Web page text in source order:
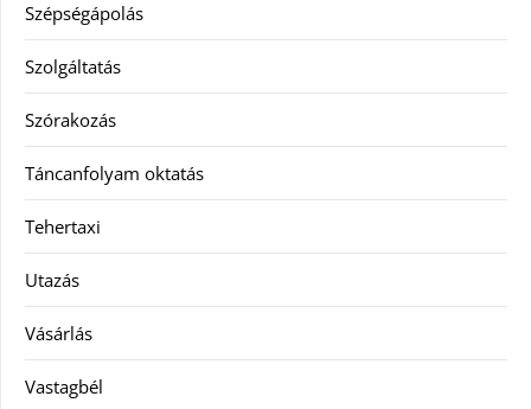
Szépségápolás
Szolgáltatás
Szórakozás
Táncanfolyam oktatás
Tehertaxi
Utazás
Vásárlás
Vastagbél